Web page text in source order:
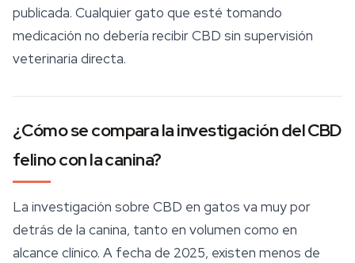
publicada. Cualquier gato que esté tomando
medicación no debería recibir CBD sin supervisión
veterinaria directa.
¿Cómo se compara la investigación del CBD
felino con la canina?
La investigación sobre CBD en gatos va muy por
detrás de la canina, tanto en volumen como en
alcance clínico. A fecha de 2025, existen menos de